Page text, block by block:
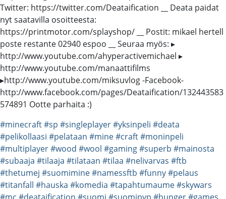
Twitter: https://twitter.com/Deataification __ Deata paidat
nyt saatavilla osoitteesta:
https://printmotor.com/splayshop/ __ Postit: mikael hertell
poste restante 02940 espoo __ Seuraa myös: ▸
http://www.youtube.com/ahyperactivemichael ▸
http://www.youtube.com/manaattifilms
▸http://www.youtube.com/miksuvlog -Facebook-
http://www.facebook.com/pages/Deataification/132443583
574891 Ootte parhaita :)
#minecraft#sp #singleplayer#yksinpeli #deata
#pelikollaasi #pelataan #mine#craft#moninpeli
#multiplayer#wood #wool #gaming#superb #mainosta
#subaaja #tilaaja #tilataan #tilaa #nelivarvas #ftb
#thetumej #suomimine#namessftb #funny#pelaus
#titanfall #hauska #komedia #tapahtumaume#skywars